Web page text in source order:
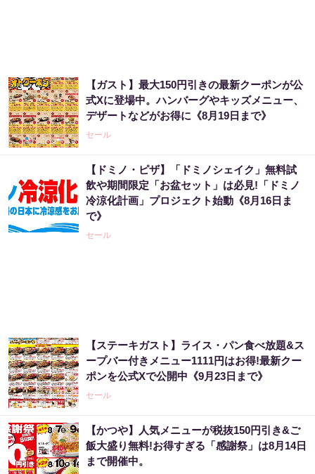
【ガスト】最大150円引きの最新クーポンが公
式Xに登場中。ハンバーグやキッズメニュー、
デザートなどがお得に《8月19日まで》
セール
【ドミノ・ピザ】「ドミノシェイク」無料試
飲や期間限定「お盆セット」は必見!「ドミノ
冷涼化計画」プロジェクト始動《8月16日ま
で》
セール
【ステーキガスト】ライス・パン食べ放題&ス
ープバー付きメニュー1111円はお得!最新クー
ポンを公式Xで公開中《9月23日まで》
セール
【かつや】人気メニューが税抜150円引き&ご
飯大盛り無料!お得すぎる「感謝祭」は8月14日
まで開催中。